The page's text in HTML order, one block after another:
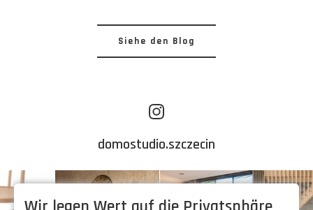
Siehe den Blog
domostudio.szczecin